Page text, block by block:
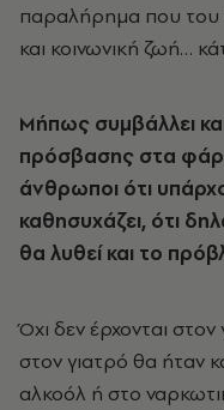
παραλήρημα που του
και κοινωνική ζωή…
Μήπως συμβάλλει
πρόσβασης στα
άνθρωποι ότι
καθησυχάζει, ότι
θα λυθεί και το
Όχι δεν έρχονται
στον γιατρό θα ήταν
αλκοόλ ή στο